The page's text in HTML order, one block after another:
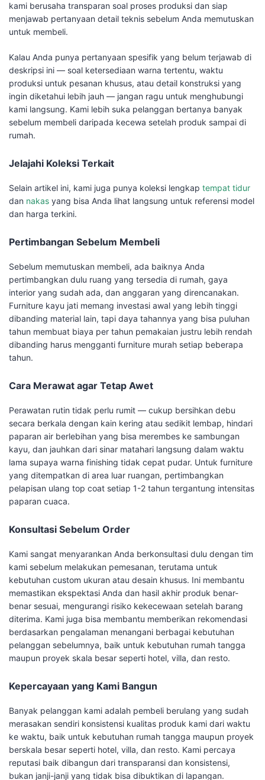
kami berusaha transparan soal proses produksi dan siap
menjawab pertanyaan detail teknis sebelum Anda memutuskan
untuk membeli.
Kalau Anda punya pertanyaan spesifik yang belum terjawab di
deskripsi ini — soal ketersediaan warna tertentu, waktu
produksi untuk pesanan khusus, atau detail konstruksi yang
ingin diketahui lebih jauh — jangan ragu untuk menghubungi
kami langsung. Kami lebih suka pelanggan bertanya banyak
sebelum membeli daripada kecewa setelah produk sampai di
rumah.
Jelajahi Koleksi Terkait
Selain artikel ini, kami juga punya koleksi lengkap tempat tidur
dan nakas yang bisa Anda lihat langsung untuk referensi model
dan harga terkini.
Pertimbangan Sebelum Membeli
Sebelum memutuskan membeli, ada baiknya Anda
pertimbangkan dulu ruang yang tersedia di rumah, gaya
interior yang sudah ada, dan anggaran yang direncanakan.
Furniture kayu jati memang investasi awal yang lebih tinggi
dibanding material lain, tapi daya tahannya yang bisa puluhan
tahun membuat biaya per tahun pemakaian justru lebih rendah
dibanding harus mengganti furniture murah setiap beberapa
tahun.
Cara Merawat agar Tetap Awet
Perawatan rutin tidak perlu rumit — cukup bersihkan debu
secara berkala dengan kain kering atau sedikit lembap, hindari
paparan air berlebihan yang bisa merembes ke sambungan
kayu, dan jauhkan dari sinar matahari langsung dalam waktu
lama supaya warna finishing tidak cepat pudar. Untuk furniture
yang ditempatkan di area luar ruangan, pertimbangkan
pelapisan ulang top coat setiap 1-2 tahun tergantung intensitas
paparan cuaca.
Konsultasi Sebelum Order
Kami sangat menyarankan Anda berkonsultasi dulu dengan tim
kami sebelum melakukan pemesanan, terutama untuk
kebutuhan custom ukuran atau desain khusus. Ini membantu
memastikan ekspektasi Anda dan hasil akhir produk benar-
benar sesuai, mengurangi risiko kekecewaan setelah barang
diterima. Kami juga bisa membantu memberikan rekomendasi
berdasarkan pengalaman menangani berbagai kebutuhan
pelanggan sebelumnya, baik untuk kebutuhan rumah tangga
maupun proyek skala besar seperti hotel, villa, dan resto.
Kepercayaan yang Kami Bangun
Banyak pelanggan kami adalah pembeli berulang yang sudah
merasakan sendiri konsistensi kualitas produk kami dari waktu
ke waktu, baik untuk kebutuhan rumah tangga maupun proyek
berskala besar seperti hotel, villa, dan resto. Kami percaya
reputasi baik dibangun dari transparansi dan konsistensi,
bukan janji-janji yang tidak bisa dibuktikan di lapangan.